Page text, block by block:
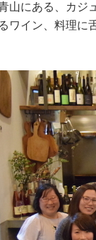
山にある、カジ
ワイン、料理に